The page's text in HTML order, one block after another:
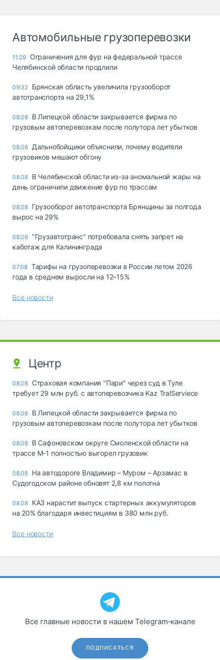
Автомобильные грузоперевозки
11:29 Ограничения для фур на федеральной трассе
Челябинской области продлили
09:32 Брянская область увеличила грузооборот
автотранспорта на 29,1%
08.08 В Липецкой области закрывается фирма по
грузовым автоперевозкам после полутора лет убытков
08.08 Дальнобойщики объяснили, почему водители
грузовиков мешают обгону
08.08 В Челябинской области из-за аномальной жары на
день ограничили движение фур по трассам
08.08 Грузооборот автотранспорта Брянщины за полгода
вырос на 29%
08.08 "Грузавтотранс" потребовала снять запрет на
каботаж для Калининграда
07.08 Тарифы на грузоперевозки в России летом 2026
года в среднем выросли на 12–15%
Все новости
Центр
08.08 Страховая компания "Пари" через суд в Туле
требует 29 млн руб. с автоперевозчика Kaz TralServiece
08.08 В Липецкой области закрывается фирма по
грузовым автоперевозкам после полутора лет убытков
08.08 В Сафоновском округе Смоленской области на
трассе М-1 полностью выгорел грузовик
08.08 На автодороге Владимир – Муром – Арзамас в
Судогодском районе обновят 2,8 км полотна
08.08 КАЗ нарастит выпуск стартерных аккумуляторов
на 20% благодаря инвестициям в 380 млн руб.
Все новости
Все главные новости в нашем Telegram‑канале
ПОДПИСАТЬСЯ